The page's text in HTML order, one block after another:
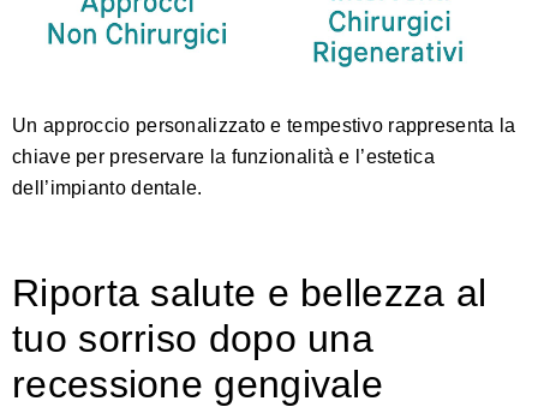
Un approccio personalizzato e tempestivo rappresenta la
chiave per preservare la funzionalità e l’estetica
dell’impianto dentale.
Riporta salute e bellezza al
tuo sorriso dopo una
recessione gengivale